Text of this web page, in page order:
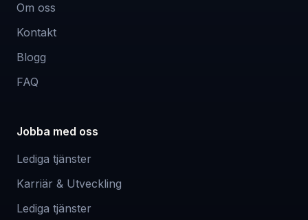
Om oss
Kontakt
Blogg
FAQ
Jobba med oss
Lediga tjänster
Karriär & Utveckling
Lediga tjänster